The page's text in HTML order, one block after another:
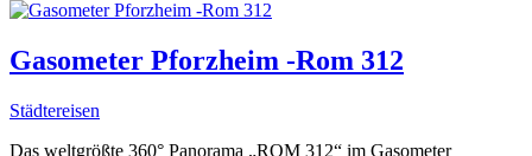
São
-
Wandern
Südosten
Gasometer Pforzheim -Rom 312
Städtereisen
Das weltgrößte 360° Panorama „ROM 312“ im Gasometer